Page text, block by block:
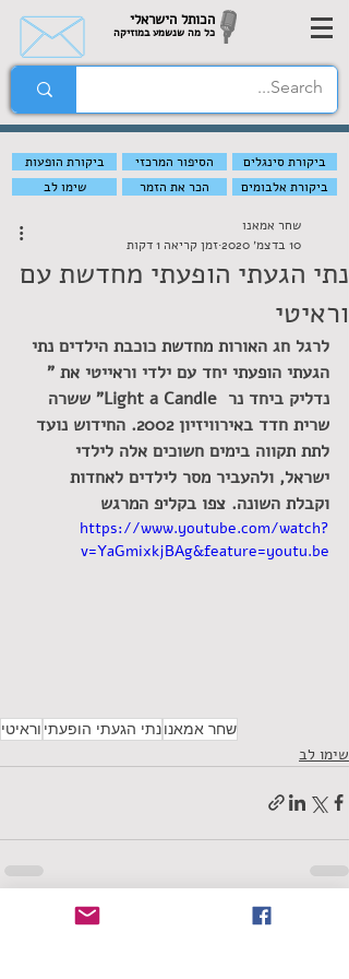
הכותל הישראלי
כל מה שנשמע במוזיקה
ביקורת הופעות הסיפור המרכזי
ביקורת סינגלים
שימו לב
הכר את הזמר ביקורת אלבומים
נתי הגעתי הופעתי מחדשת עם
וראיטי
שחר אמאנו
10 בדצמ׳ 2020
זמן קריאה 1 דקות
לרגל חג האורות מחדשת כוכבת הילדים נתי
הגעתי הופעתי יחד עם ילדי וראייטי את "
נדליק ביחד נר  Light a Candle" ששרה
שרית חדד באירוויזיון 2002. החידוש נועד
לתת תקווה בימים חשוכים אלה לילדי
ישראל, ולהעביר מסר לילדים לאחדות
וקבלת השונה. צפו בקליפ המרגש
https://www.youtube.com/watch?
v=YaGmixkjBAg&feature=youtu.be
שחר אמאנונתי הגעתי הופעתי וראיטי
שימו לב